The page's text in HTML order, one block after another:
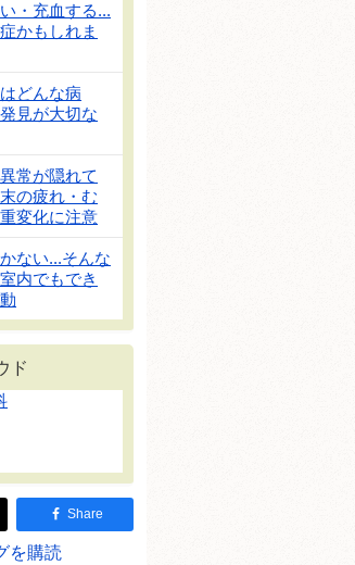
・充血する...
かもしれま
どんな病
見が大切な
常が隠れて
の疲れ・む
変化に注意
ない...そんな
内でもでき
ド
Share
を購読